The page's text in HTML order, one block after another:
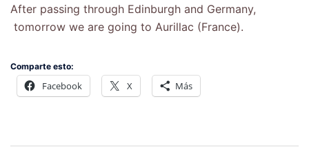
After passing through Edinburgh and Germany,
tomorrow we are going to Aurillac (France).
Comparte esto:
Facebook X Más